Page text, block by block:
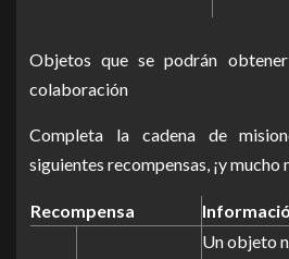
Objetos que se podrán
colaboración
Completa la cadena de
siguientes recompensas, ¡y mucho
Recompensa
Un objeto